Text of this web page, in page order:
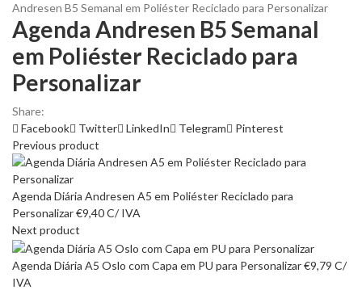
Andresen B5 Semanal em Poliéster Reciclado para Personalizar
Agenda Andresen B5 Semanal
em Poliéster Reciclado para
Personalizar
Share:
Facebook
Twitter LinkedIn Telegram
Pinterest
Previous product
Agenda Diária Andresen A5 em Poliéster Reciclado para
Personalizar€9,40C/ IVA
Next product
Agenda Diária A5 Oslo com Capa em PU para Personalizar€9,79 C/
IVA